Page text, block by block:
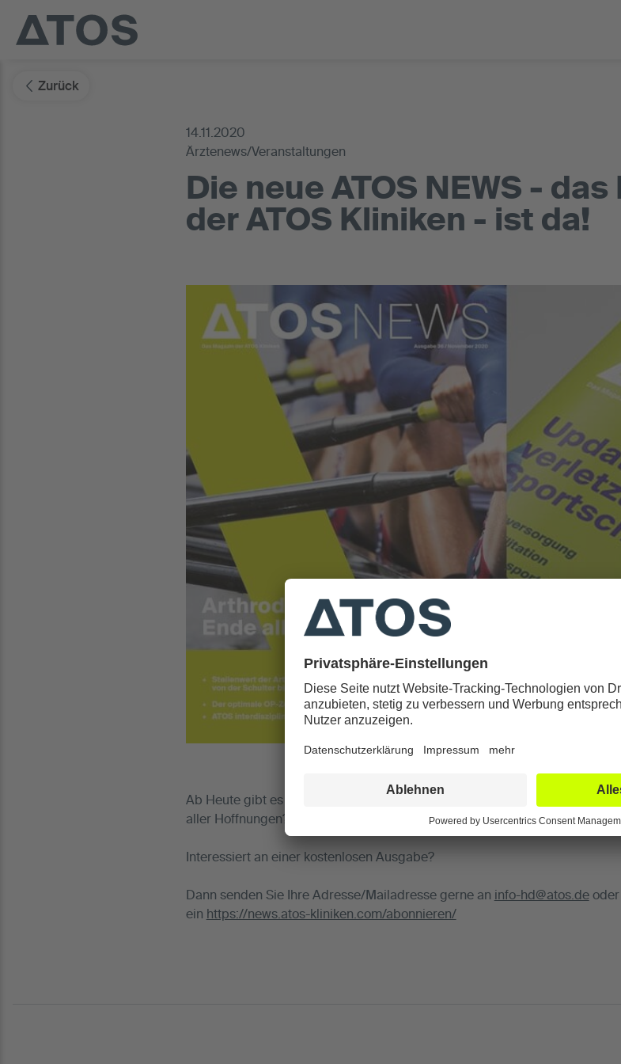
Zurück
14.11.2020
Ärztenews/Veranstaltungen
Die neue ATOS NEWS -
der ATOS Kliniken - ist da!
Ab Heute gibt es "frischgedruckt" die neueste Ausgabe der ATOSnews
aller Hoffnungen?"
Interessiert an einer kostenlosen Ausgabe?
Dann senden Sie Ihre Adresse/Mailadresse gerne an info-hd@atos.deoder
ein https://news.atos-kliniken.com/abonnieren/